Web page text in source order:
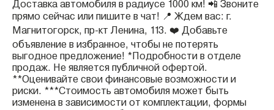
Доставка автомобиля в радиусе 1000 км! 📲 Звоните
прямо сейчас или пишите в чат! 📍 Ждем вас: г.
Магнитогорск, пр-кт Ленина, 113. ❤️ Добавьте
объявление в избранное, чтобы не потерять
выгодное предложение! *Подробности в отделе
продаж. Не является публичной офертой.
**Оценивайте свои финансовые возможности и
риски. ***Стоимость автомобиля может быть
изменена в зависимости от комплектации, формы